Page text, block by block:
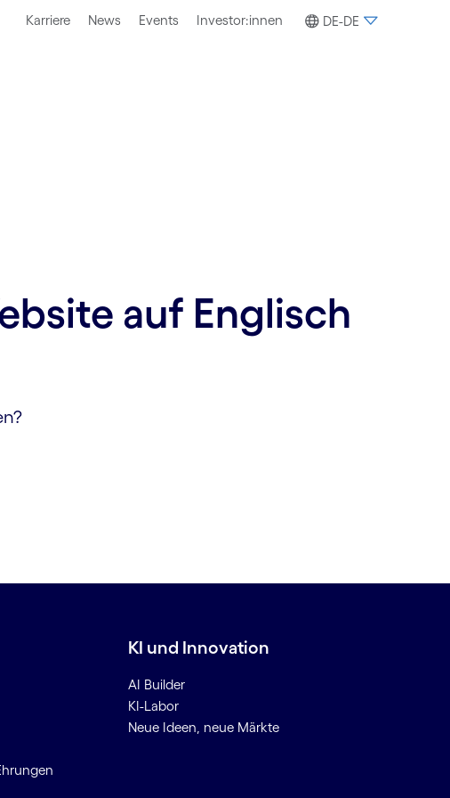
Karriere News Events Investor:innen DE-DE
auf Englisch
KI und Innovation
AI Builder
KI-Labor
Neue Ideen, neue Märkte